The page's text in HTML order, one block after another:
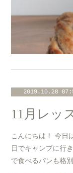
2019.10.28
こんにちは！ 今日
日でキャンプに行
で食べるパンも格